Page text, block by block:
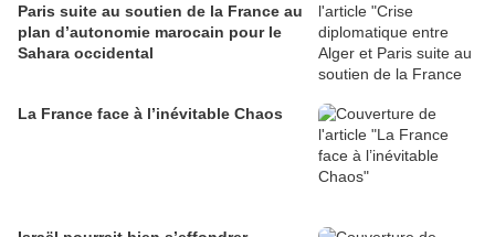
Paris suite au soutien de la France au
plan d’autonomie marocain pour le
Sahara occidental
La France face à l’inévitable Chaos